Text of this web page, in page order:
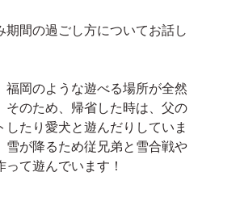
期間の過ごし方についてお話し
福岡のような遊べる場所が全然
そのため、帰省した時は、父の
したり愛犬と遊んだりしていま
雪が降るため従兄弟と雪合戦や
って遊んでいます！